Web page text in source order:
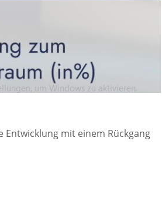
mit einem Rückgang